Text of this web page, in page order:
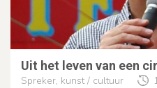
Uit het leven van een
Spreker, kunst / cultuur